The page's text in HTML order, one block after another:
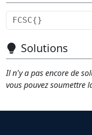
Solutions
Il n'y a pas encore de
vous pouvez soumettre